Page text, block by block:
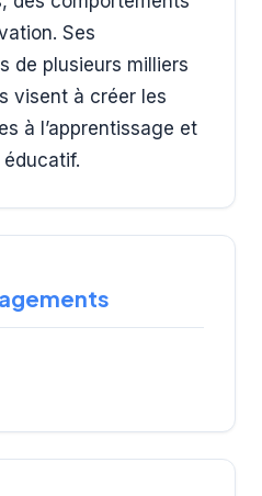
Ses
de plusieurs milliers
visent à créer les
à l’apprentissage et
éducatif.